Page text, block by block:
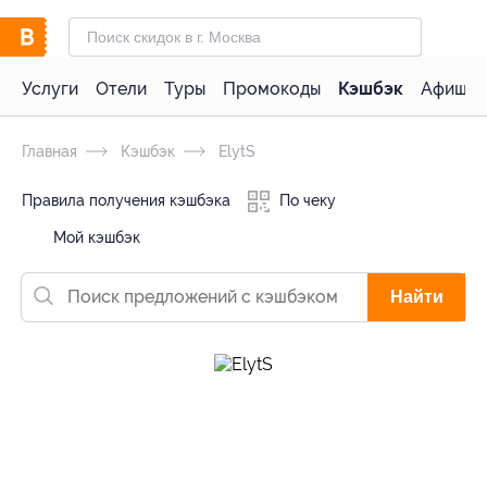
Услуги Отели Туры Промокоды Кэшбэк Афиша
Главная Кэшбэк ElytS
Правила получения кэшбэка По чеку
Мой кэшбэк
Найти